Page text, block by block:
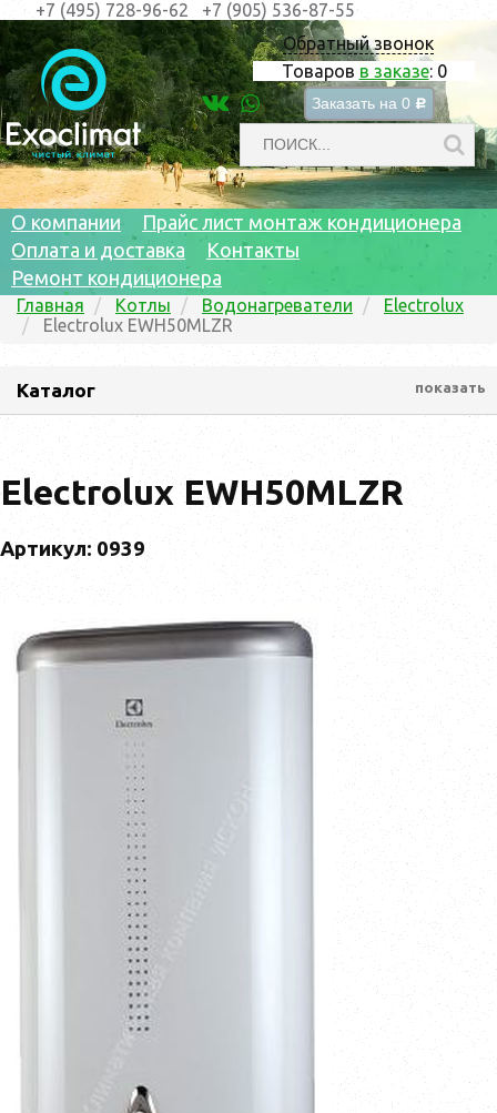
Обратный звонок
Товаров в заказе: 0
Заказать на 0 c
+7 (495) 728-96-62 +7 (905) 536-87-55
О компании
Прайс лист монтаж кондиционера
Оплата и доставка
Контакты
Ремонт кондиционера
Главная Котлы Водонагреватели
Electrolux
Electrolux EWH50MLZR
Каталог показать
Electrolux EWH50MLZR
Артикул: 0939